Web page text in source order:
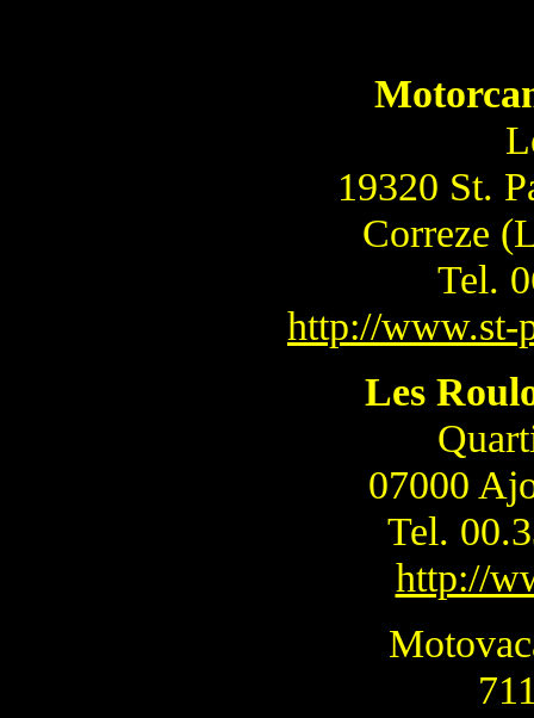
19320 St.
Correze
Tel.
http://www.st-
Les
07000
Tel.
http://